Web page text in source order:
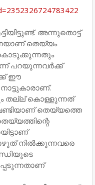
അന്നുതൊട്ട്
തെയ്യം
പറയുന്നവര്‍ക്ക്
ഈ
തല്ല് കൊള്ളുന്നത്
തെയ്യത്തെ
നില്‍ക്കുന്നവരെ